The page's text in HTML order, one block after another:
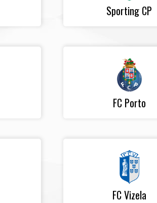
Sporting CP
FC Porto
FC Vizela